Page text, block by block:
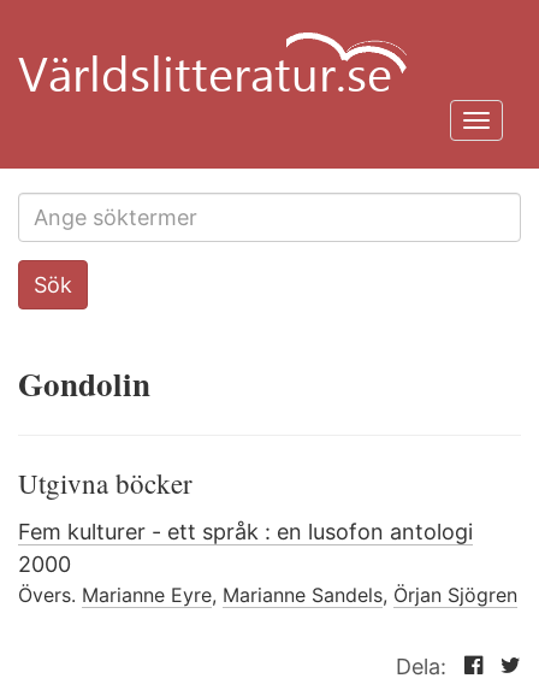
huvudinnehåll
Search
this
Sök
Gondolin
Utgivna böcker
Fem kulturer - ett språk : en lusofon antologi
2000
Övers. Marianne Eyre, Marianne Sandels, Örjan Sjögren
Dela: